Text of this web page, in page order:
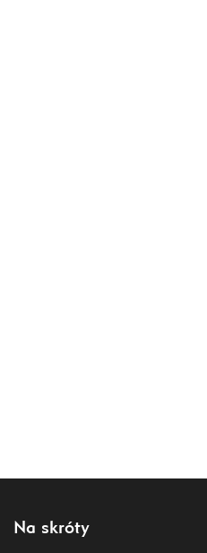
Na skróty